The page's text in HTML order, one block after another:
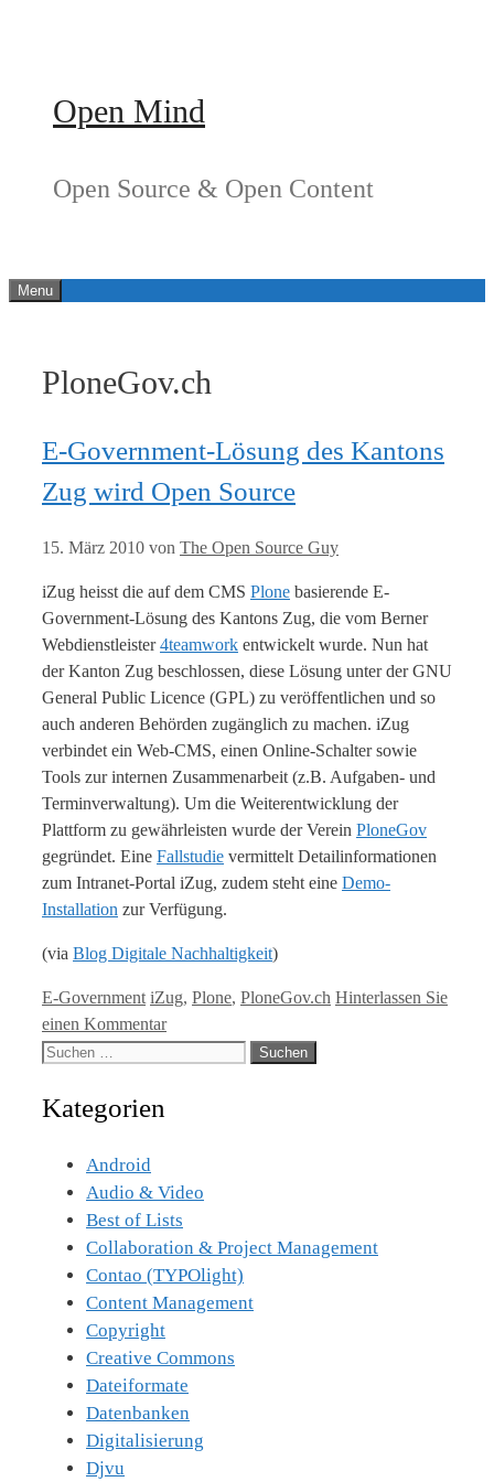
Open Mind
Open Source & Open Content
Menu
PloneGov.ch
E-Government-Lösung des Kantons
Zug wird Open Source
15. März 2010 von The Open Source Guy
iZug heisst die auf dem CMS Plone basierende E-
Government-Lösung des Kantons Zug, die vom Berner
Webdienstleister4teamwork entwickelt wurde. Nun hat
der Kanton Zug beschlossen, diese Lösung unter der GNU
General Public Licence (GPL) zu veröffentlichen und so
auch anderen Behörden zugänglich zu machen. iZug
verbindet ein Web-CMS, einen Online-Schalter sowie
Tools zur internen Zusammenarbeit (z.B. Aufgaben- und
Terminverwaltung). Um die Weiterentwicklung der
Plattform zu gewährleisten wurde der Verein PloneGov
gegründet. Eine Fallstudie vermittelt Detailinformationen
zum Intranet-Portal iZug, zudem steht eine Demo-
Installation zur Verfügung.
(via Blog Digitale Nachhaltigkeit)
Kategorien
E-Government Tags
iZug, Plone, PloneGov.ch Hinterlassen Sie
einen Kommentar
Suche
Kategorien
Android
Audio & Video
Best of Lists
Collaboration & Project Management
Contao (TYPOlight)
Content Management
Copyright
Creative Commons
Dateiformate
Datenbanken
Digitalisierung
Djvu